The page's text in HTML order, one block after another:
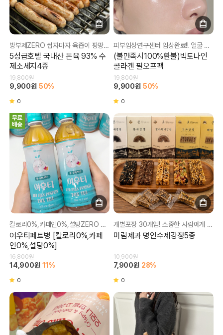
방부제ZERO 씹자마자 육즙이 팡팡~ 각종 요리에 활용해 반찬부터 술안주까지!!
5성급호텔 국내산 돈육 93% 수
제소세지4종
19,800원
9,900원 50%
0
피부임상연구센터 임상완료!! 얼굴 손등,팔꿈치,무릎,복숭아뼈등~피지&각질을 싹-제거!
(불만족시100%환불)빅토나인
콜라겐 필오프팩
19,800원
9,900원 50%
0
칼로리0%,카페인0%,설탕ZERO 하루 6,500세트 판매되는 독소제거 보장템!!
여우티페트병 [칼로리0%,카페
인0%,설탕0%]
16,800원
14,900원 11%
0
개별포장 30개입! 소중한 사람에게 선물하기 좋은 명인 수제 강정 간식^^!
미림제과 명인수제강정5종
10,900원
7,900원 28%
0